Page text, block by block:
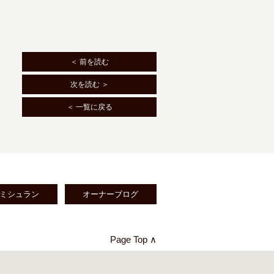
＜ 前を読む
次を読む ＞
＜ 一覧に戻る
シュラン オーナーブログ
Page Top ∧